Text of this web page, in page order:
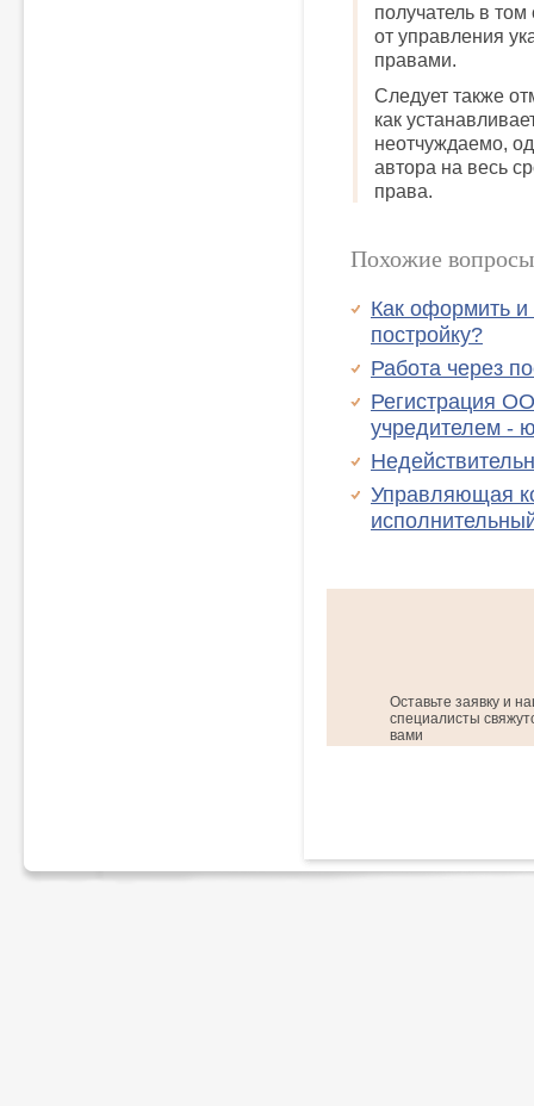
получатель в
от управления
правами.
Следует также
как
неотчуждаемо,
автора на весь
права.
Похожие вопросы
Как оформить
постройку?
Работа через
Регистрация
учредителем -
Управляющая
Оставьте заявку и
специалисты
вами